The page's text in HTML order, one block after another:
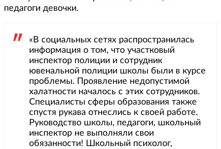
педагоги девочки.
«В социальных сетях распространилась
информация о том, что участковый
инспектор полиции и сотрудник
ювенальной полиции школы были в курсе
проблемы. Проявление недопустимой
халатности началось с этих сотрудников.
Специалисты сферы образования также
спустя рукава отнеслись к своей работе.
Руководство школы, педагоги, школьный
инспектор не выполняли свои
обязанности! Школьный психолог,